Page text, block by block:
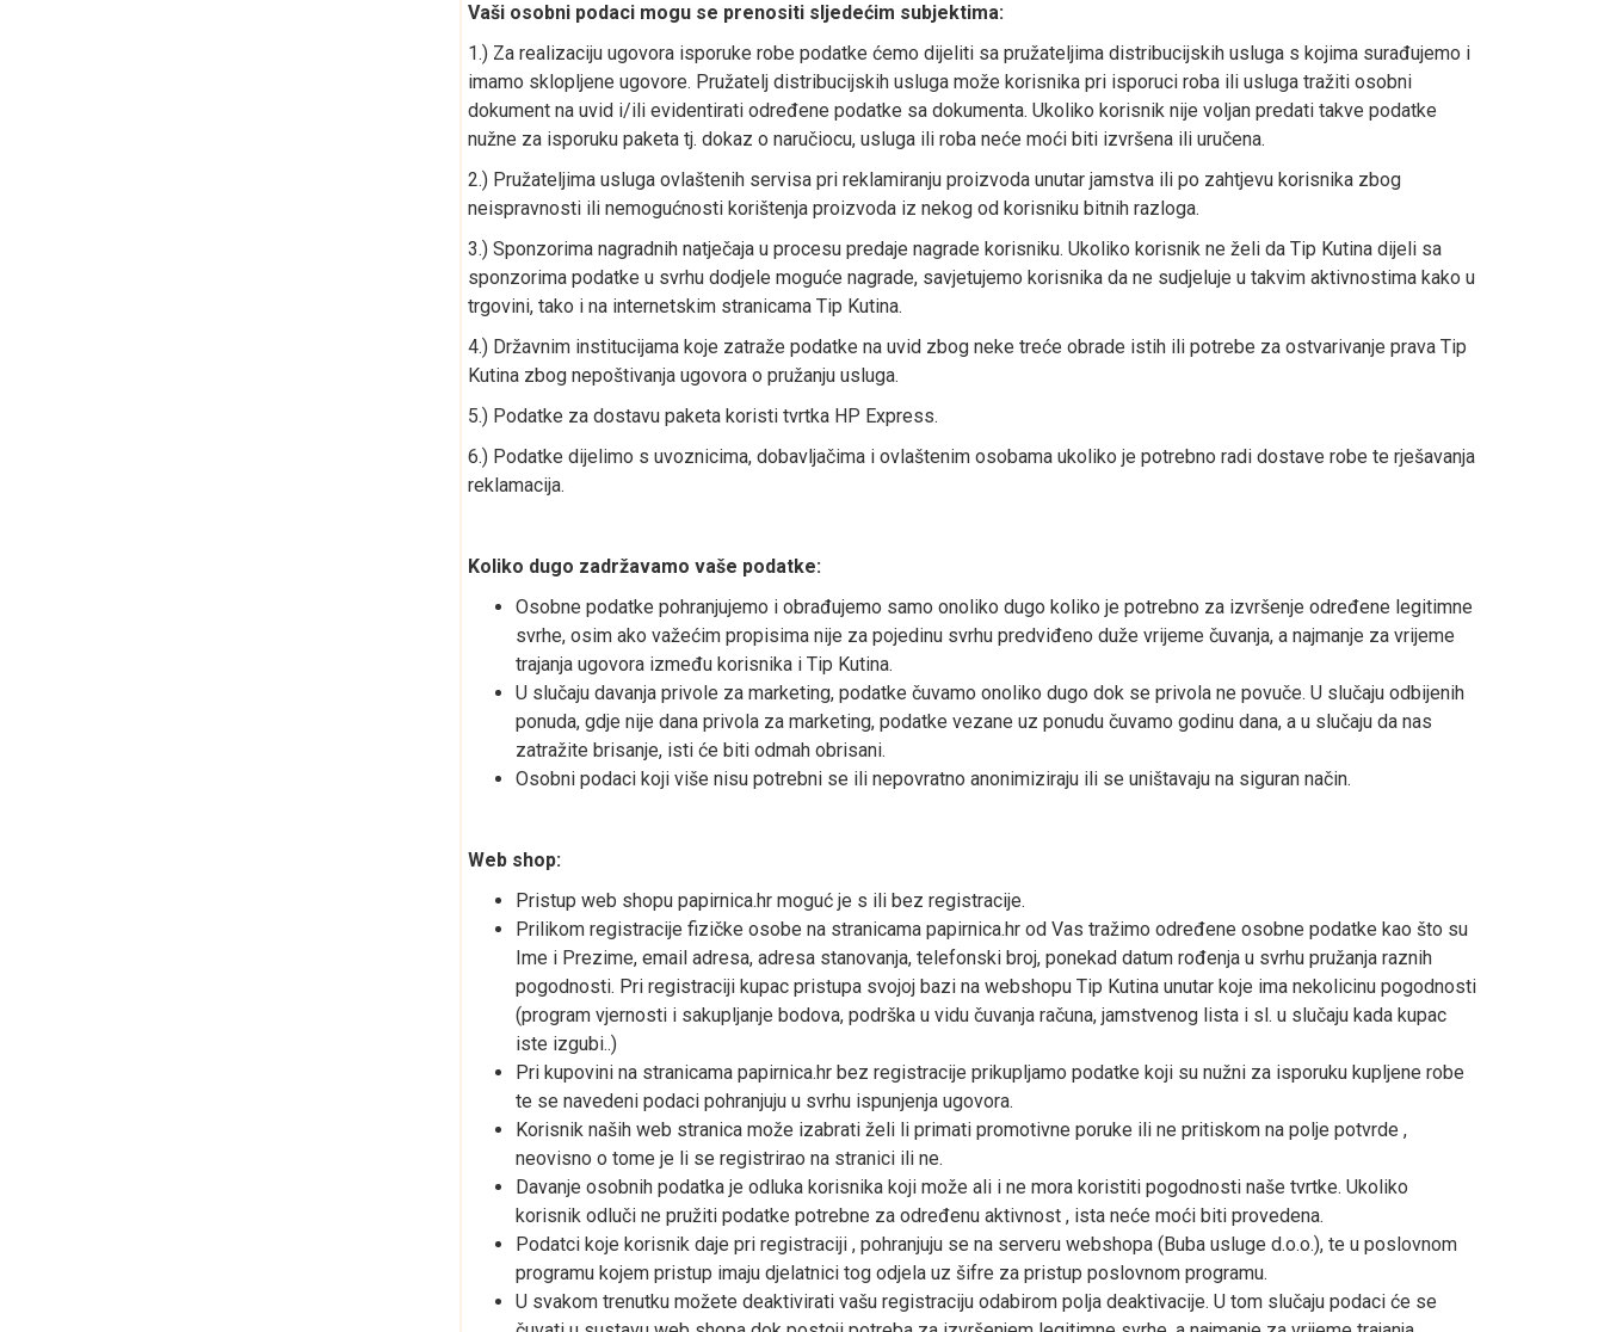
Vaši osobni podaci mogu se prenositi sljedećim subjektima:
1.) Za realizaciju ugovora isporuke robe podatke ćemo dijeliti sa pružateljima distribucijskih usluga s kojima surađujemo i
imamo sklopljene ugovore. Pružatelj distribucijskih usluga može korisnika pri isporuci roba ili usluga tražiti osobni
dokument na uvid i/ili evidentirati određene podatke sa dokumenta. Ukoliko korisnik nije voljan predati takve podatke
nužne za isporuku paketa tj. dokaz o naručiocu, usluga ili roba neće moći biti izvršena ili uručena.
2.) Pružateljima usluga ovlaštenih servisa pri reklamiranju proizvoda unutar jamstva ili po zahtjevu korisnika zbog
neispravnosti ili nemogućnosti korištenja proizvoda iz nekog od korisniku bitnih razloga.
3.) Sponzorima nagradnih natječaja u procesu predaje nagrade korisniku. Ukoliko korisnik ne želi da Tip Kutina dijeli sa
sponzorima podatke u svrhu dodjele moguće nagrade, savjetujemo korisnika da ne sudjeluje u takvim aktivnostima kako u
trgovini, tako i na internetskim stranicama Tip Kutina.
4.) Državnim institucijama koje zatraže podatke na uvid zbog neke treće obrade istih ili potrebe za ostvarivanje prava Tip
Kutina zbog nepoštivanja ugovora o pružanju usluga.
5.) Podatke za dostavu paketa koristi tvrtka HP Express.
6.) Podatke dijelimo s uvoznicima, dobavljačima i ovlaštenim osobama ukoliko je potrebno radi dostave robe te rješavanja
reklamacija.
Koliko dugo zadržavamo vaše podatke:
Osobne podatke pohranjujemo i obrađujemo samo onoliko dugo koliko je potrebno za izvršenje određene legitimne
svrhe, osim ako važećim propisima nije za pojedinu svrhu predviđeno duže vrijeme čuvanja, a najmanje za vrijeme
trajanja ugovora između korisnika i Tip Kutina.
U slučaju davanja privole za marketing, podatke čuvamo onoliko dugo dok se privola ne povuče. U slučaju odbijenih
ponuda, gdje nije dana privola za marketing, podatke vezane uz ponudu čuvamo godinu dana, a u slučaju da nas
zatražite brisanje, isti će biti odmah obrisani.
Osobni podaci koji više nisu potrebni se ili nepovratno anonimiziraju ili se uništavaju na siguran način.
Web shop:
Pristup web shopu papirnica.hr moguć je s ili bez registracije.
Prilikom registracije fizičke osobe na stranicama papirnica.hr od Vas tražimo određene osobne podatke kao što su
Ime i Prezime, email adresa, adresa stanovanja, telefonski broj, ponekad datum rođenja u svrhu pružanja raznih
pogodnosti. Pri registraciji kupac pristupa svojoj bazi na webshopu Tip Kutina unutar koje ima nekolicinu pogodnosti
(program vjernosti i sakupljanje bodova, podrška u vidu čuvanja računa, jamstvenog lista i sl. u slučaju kada kupac
iste izgubi..)
Pri kupovini na stranicama papirnica.hr bez registracije prikupljamo podatke koji su nužni za isporuku kupljene robe
te se navedeni podaci pohranjuju u svrhu ispunjenja ugovora.
Korisnik naših web stranica može izabrati želi li primati promotivne poruke ili ne pritiskom na polje potvrde ,
neovisno o tome je li se registrirao na stranici ili ne.
Davanje osobnih podatka je odluka korisnika koji može ali i ne mora koristiti pogodnosti naše tvrtke. Ukoliko
korisnik odluči ne pružiti podatke potrebne za određenu aktivnost , ista neće moći biti provedena.
Podatci koje korisnik daje pri registraciji , pohranjuju se na serveru webshopa (Buba usluge d.o.o.), te u poslovnom
programu kojem pristup imaju djelatnici tog odjela uz šifre za pristup poslovnom programu.
U svakom trenutku možete deaktivirati vašu registraciju odabirom polja deaktivacije. U tom slučaju podaci će se